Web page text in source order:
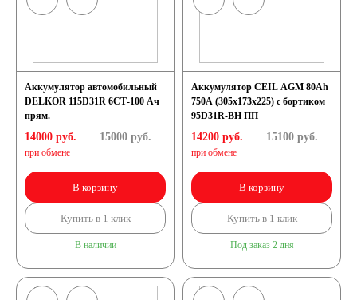
Аккумулятор автомобильный
DELKOR 115D31R 6СТ-100 Ач
прям.
14000 руб.
при обмене
15000руб.
В корзину
Купить в 1 клик
В наличии
Аккумулятор CEIL AGM 80Ah
750A (305x173x225) с бортиком
95D31R-BH ПП
14200 руб.
при обмене
15100руб.
В корзину
Купить в 1 клик
Под заказ 2 дня